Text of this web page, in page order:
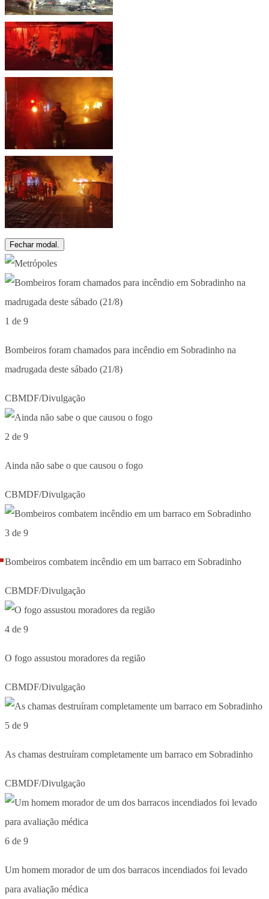
Fechar modal.
1 de 9
Bombeiros foram chamados para incêndio em Sobradinho na
madrugada deste sábado (21/8)
CBMDF/Divulgação
2 de 9
Ainda não sabe o que causou o fogo
CBMDF/Divulgação
3 de 9
Bombeiros combatem incêndio em um barraco em Sobradinho
CBMDF/Divulgação
4 de 9
O fogo assustou moradores da região
CBMDF/Divulgação
5 de 9
As chamas destruíram completamente um barraco em Sobradinho
CBMDF/Divulgação
6 de 9
Um homem morador de um dos barracos incendiados foi levado
para avaliação médica